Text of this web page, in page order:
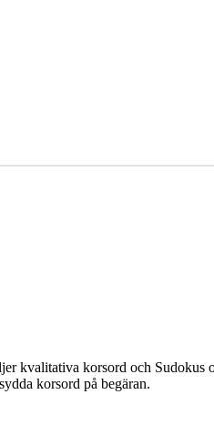
kvalitativa korsord och Sudokus
korsord på begäran.